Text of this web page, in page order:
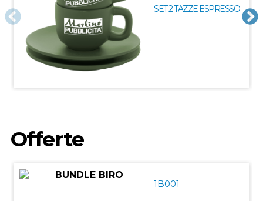
SET 2 TAZZE ESPRESSO
Offerte
1B001